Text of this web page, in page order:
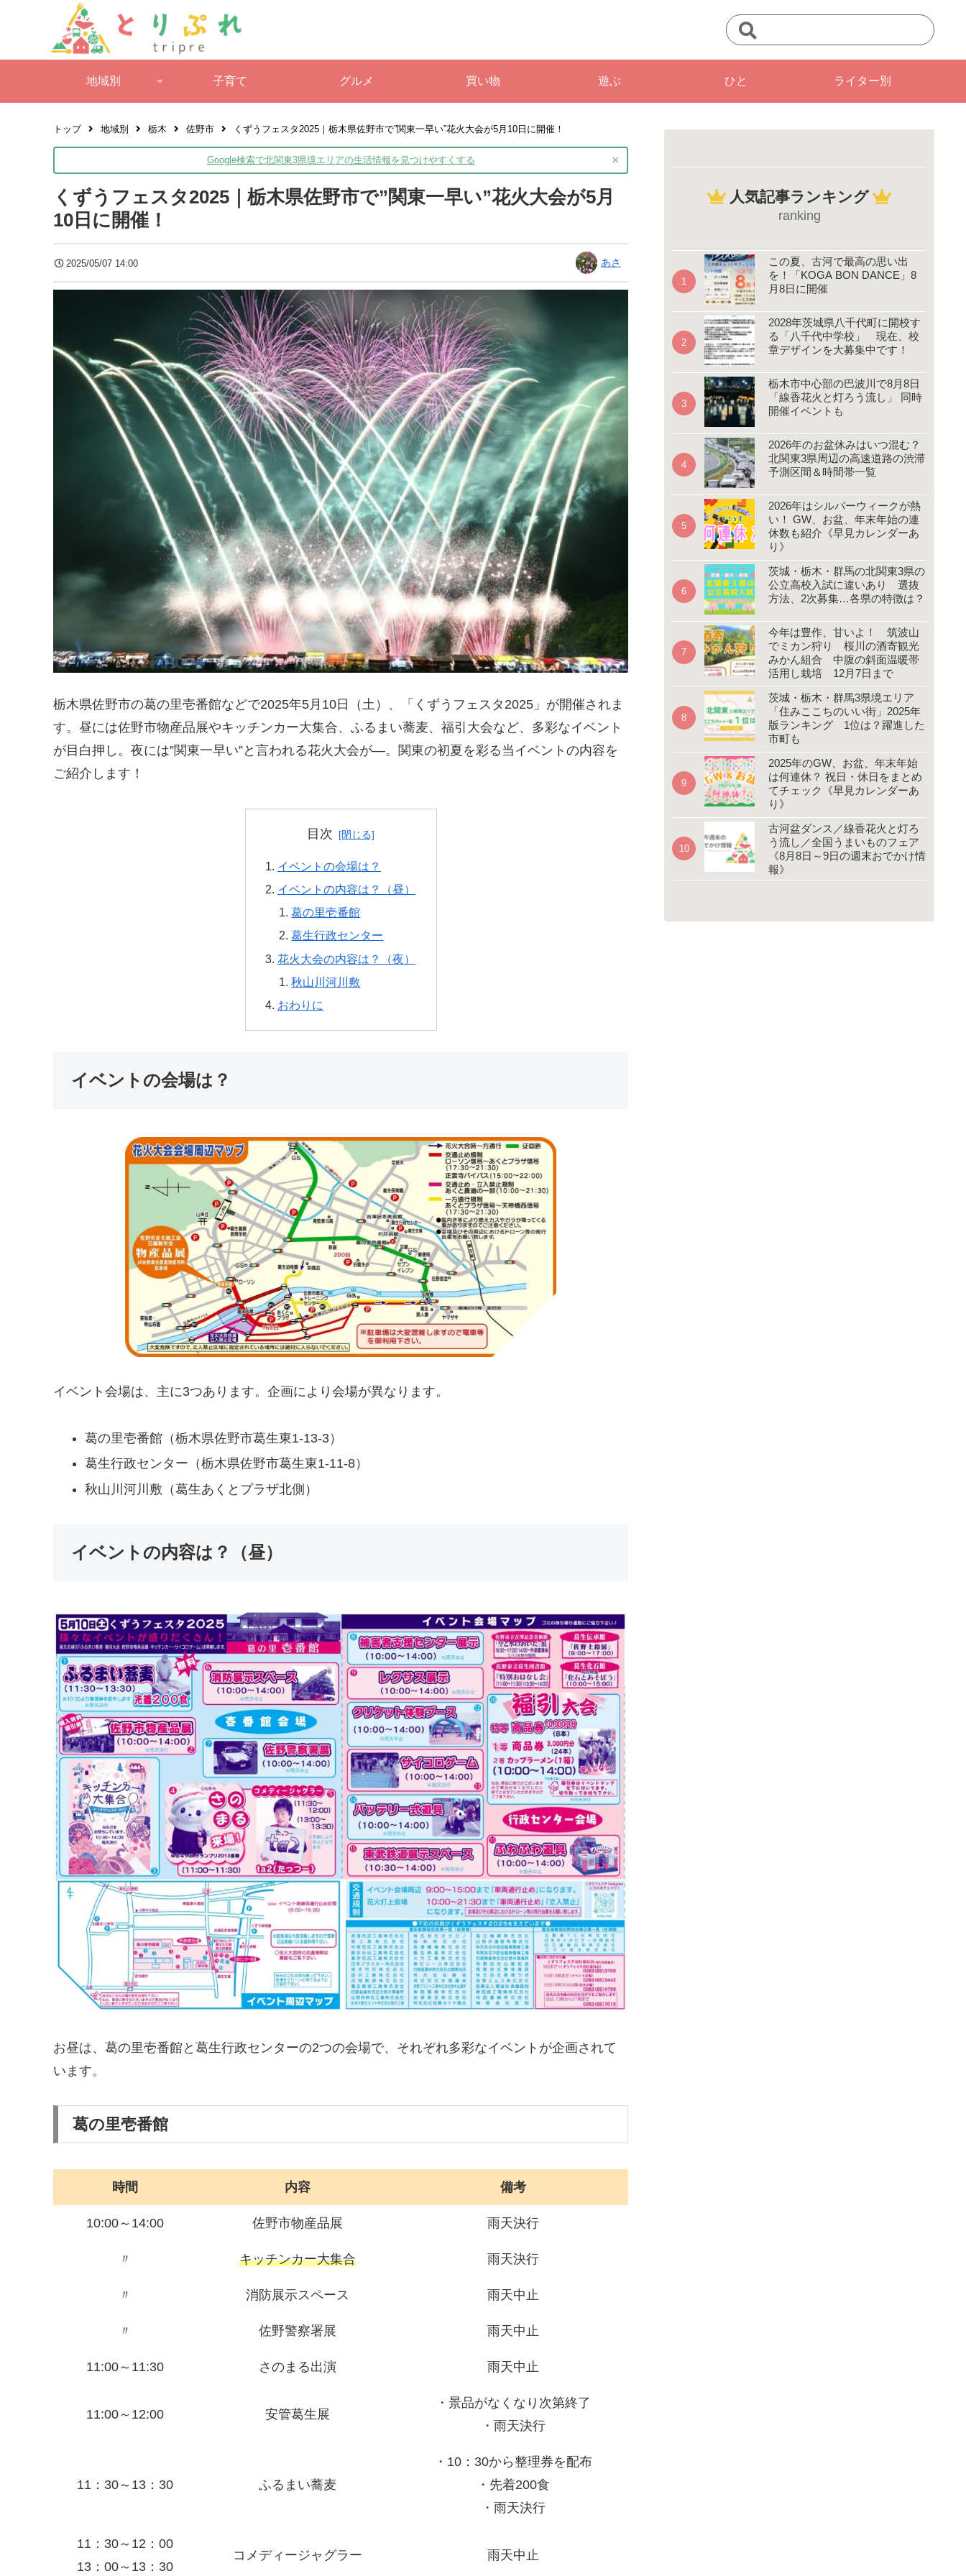
地域別 子育て グルメ 買い物 遊ぶ ひと ライター別
トップ 地域別 栃木 佐野市 くずうフェスタ2025｜栃木県佐野市で”関東一早い”花火大会が5月10日に開催！
Google検索で北関東3県境エリアの生活情報を 見つけやすくする ×
くずうフェスタ2025｜栃木県佐野市で”関東一早い”花火大会が5月
10日に開催！
2025/05/07 14:00 あさ
栃木県佐野市の葛の里壱番館などで2025年5月10日（土）、「くずうフェスタ2025」が開催されま
す。昼には佐野市物産品展やキッチンカー大集合、ふるまい蕎麦、福引大会など、多彩なイベント
が目白押し。夜には”関東一早い”と言われる花火大会が―。関東の初夏を彩る当イベントの内容を
ご紹介します！
目次
イベントの会場は？
イベントの内容は？（昼）
葛の里壱番館
葛生行政センター
花火大会の内容は？（夜）
秋山川河川敷
おわりに
イベントの会場は？
イベント会場は、主に3つあります。企画により会場が異なります。
葛の里壱番館（栃木県佐野市葛生東1-13-3）
葛生行政センター（栃木県佐野市葛生東1-11-8）
秋山川河川敷（葛生あくとプラザ北側）
イベントの内容は？（昼）
お昼は、葛の里壱番館と葛生行政センターの2つの会場で、それぞれ多彩なイベントが企画されて
います。
葛の里壱番館
時間 内容 備考
10:00～14:00 佐野市物産品展 雨天決行
〃 キッチンカー大集合 雨天決行
〃 消防展示スペース 雨天中止
〃 佐野警察署展 雨天中止
11:00～11:30 さのまる出演 雨天中止
11:00～12:00 安管葛生展
・景品がなくなり次第終了
・雨天決行
11：30～13：30 ふるまい蕎麦
・10：30から整理券を配布
・先着200食
・雨天決行
11：30～12：00
13：00～13：30
コメディージャグラー 雨天中止
人気記事ランキング
ranking
この夏、古河で最高の思い出
を！「KOGA BON DANCE」8
月8日に開催
2028年茨城県八千代町に開校す
る「八千代中学校」 現在、校
章デザインを大募集中です！
栃木市中心部の巴波川で8月8日
「線香花火と灯ろう流し」 同時
開催イベントも
2026年のお盆休みはいつ混む？
北関東3県周辺の高速道路の渋滞
予測区間＆時間帯一覧
2026年はシルバーウィークが熱
い！ GW、お盆、年末年始の連
休数も紹介《早見カレンダーあ
り》
茨城・栃木・群馬の北関東3県の
公立高校入試に違いあり 選抜
方法、2次募集…各県の特徴は？
今年は豊作、甘いよ！ 筑波山
でミカン狩り 桜川の酒寄観光
みかん組合 中腹の斜面温暖帯
活用し栽培 12月7日まで
茨城・栃木・群馬3県境エリア
「住みここちのいい街」2025年
版ランキング 1位は？躍進した
市町も
2025年のGW、お盆、年末年始
は何連休？ 祝日・休日をまとめ
てチェック《早見カレンダーあ
り》
古河盆ダンス／線香花火と灯ろ
う流し／全国うまいものフェア
《8月8日～9日の週末おでかけ情
報》